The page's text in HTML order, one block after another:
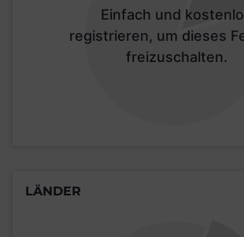
Einfach und
registrieren, um dieses
freizuschalten.
LÄNDER